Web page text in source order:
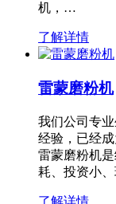
机，…
了解详情
雷蒙磨粉机
我们公司专
经验，已经
雷蒙磨粉机
耗、投资小
了解详情